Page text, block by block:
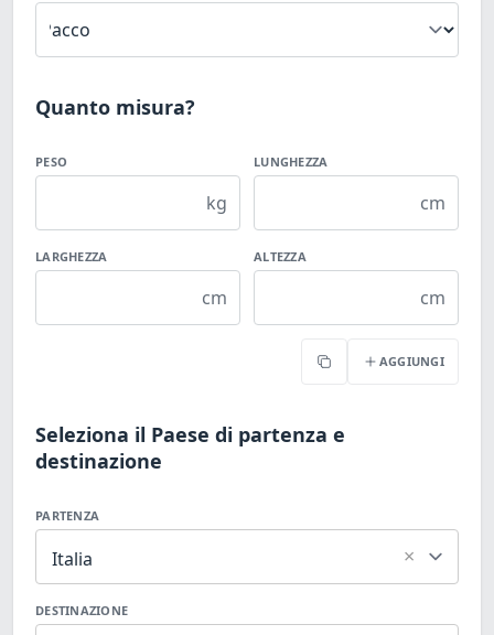
Quanto misura?
PESO
kg
LUNGHEZZA
cm
LARGHEZZA
cm
ALTEZZA
cm
Copia AGGIUNGI
Seleziona il Paese di partenza e
destinazione
PARTENZA
Italia ×
DESTINAZIONE